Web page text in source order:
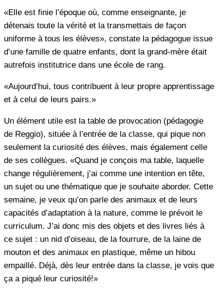
«Elle est finie l’époque où, comme enseignante, je
détenais toute la vérité et la transmettais de façon
uniforme à tous les élèves», constate la pédagogue issue
d’une famille de quatre enfants, dont la grand-mère était
autrefois institutrice dans une école de rang.
«Aujourd’hui, tous contribuent à leur propre apprentissage
et à celui de leurs pairs.»
Un élément utile est la table de provocation (pédagogie
de Reggio), située à l’entrée de la classe, qui pique non
seulement la curiosité des élèves, mais également celle
de ses collègues. «Quand je conçois ma table, laquelle
change régulièrement, j’ai comme une intention en tête,
un sujet ou une thématique que je souhaite aborder. Cette
semaine, je veux qu’on parle des animaux et de leurs
capacités d’adaptation à la nature, comme le prévoit le
curriculum. J’ai donc mis des objets et des livres liés à
ce sujet : un nid d’oiseau, de la fourrure, de la laine de
mouton et des animaux en plastique, même un hibou
empaillé. Déjà, dès leur entrée dans la classe, je vois que
ça a piqué leur curiosité!»